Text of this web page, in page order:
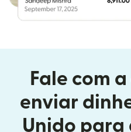
Fale com
enviar
Unido para